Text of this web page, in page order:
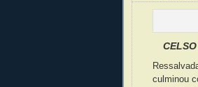
culminou